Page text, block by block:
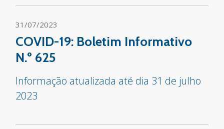
31/07/2023
COVID-19: Boletim Informativo
N.º 625
Informação atualizada até dia 31 de julho
2023